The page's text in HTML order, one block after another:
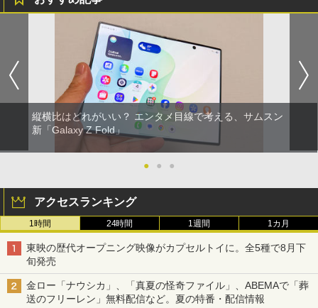
縦横比はどれがいい？ エンタメ目線で考える、サムスン
新「Galaxy Z Fold」
● ● ●
アクセスランキング
1時間 24時間 1週間 1カ月
東映の歴代オープニング映像がカプセルトイに。全5種で8月下
旬発売
金ロー「ナウシカ」、「真夏の怪奇ファイル」、ABEMAで「葬
送のフリーレン」無料配信など。夏の特番・配信情報